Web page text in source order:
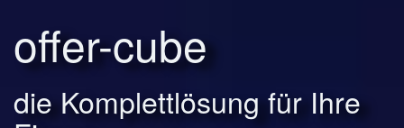
offer-cube
die Komplettlösung für Ihre